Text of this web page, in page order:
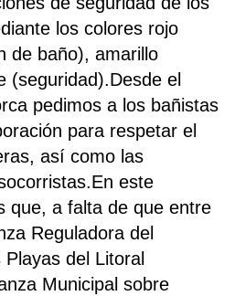
los colores rojo
de baño), amarillo
(seguridad).Desde el
pedimos a los bañistas
para respetar el
así como las
este
que, a falta de que entre
Reguladora del
del Litoral
Municipal sobre